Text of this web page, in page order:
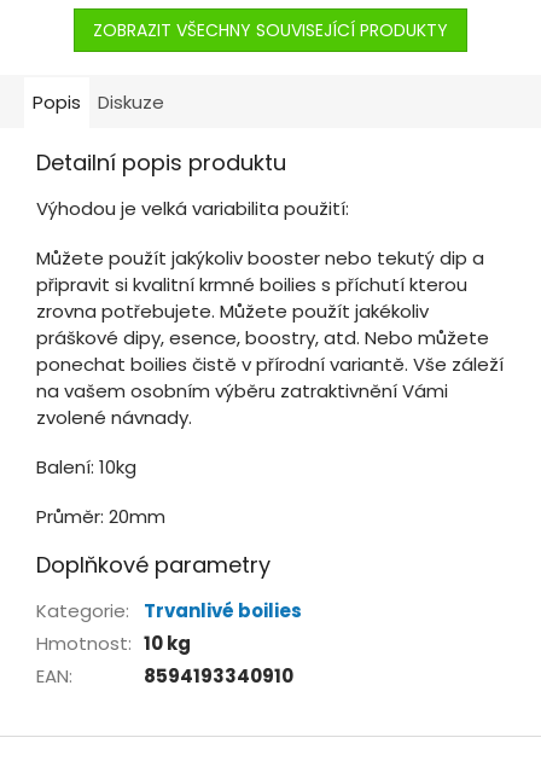
ZOBRAZIT VŠECHNY SOUVISEJÍCÍ PRODUKTY
Popis Diskuze
Detailní popis produktu
Výhodou je velká variabilita použití:
Můžete použít jakýkoliv booster nebo tekutý dip a
připravit si kvalitní krmné boilies s příchutí kterou
zrovna potřebujete. Můžete použít jakékoliv
práškové dipy, esence, boostry, atd. Nebo můžete
ponechat boilies čistě v přírodní variantě. Vše záleží
na vašem osobním výběru zatraktivnění Vámi
zvolené návnady.
Balení: 10kg
Průměr: 20mm
Doplňkové parametry
Kategorie:
Trvanlivé boilies
Hmotnost: 10 kg
EAN: 8594193340910
Z